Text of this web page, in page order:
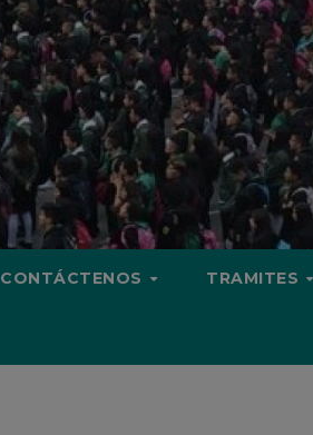
CONTÁCTENOS TRAMITES